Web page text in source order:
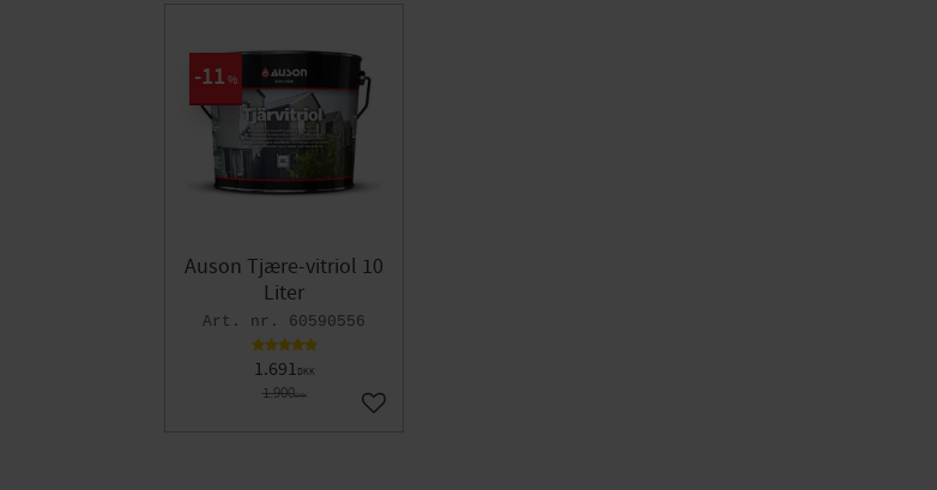
Auson Tjære-vitriol 10
Liter
60590556
1.691DKK
1.900DKK
11 %
Gem som favorit